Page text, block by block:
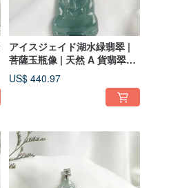
アイスジェイド湖水緑翡翠 |
菩薩玉瓶像 | 天然 A 貨翡翠ペ
ンダントネックレス
US$ 440.97